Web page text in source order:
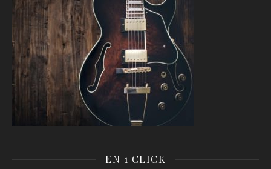
EN 1 CLICK